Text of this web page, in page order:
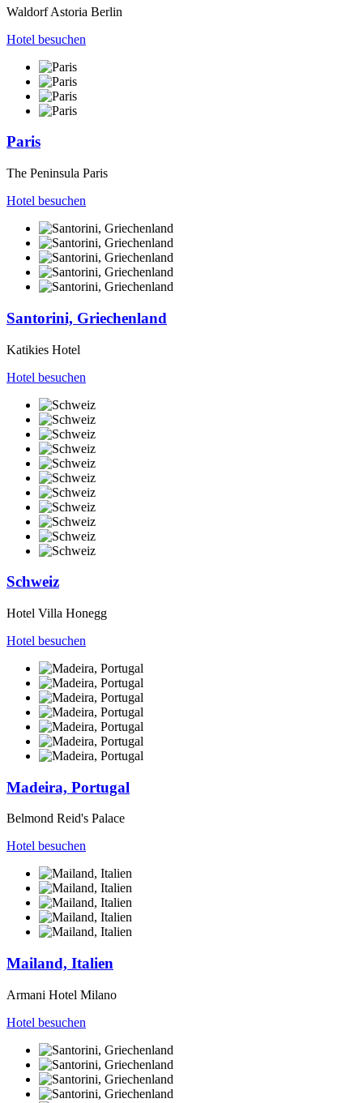
Waldorf Astoria Berlin
Hotel besuchen
Paris
The Peninsula Paris
Hotel besuchen
Santorini, Griechenland
Katikies Hotel
Hotel besuchen
Schweiz
Hotel Villa Honegg
Hotel besuchen
Madeira, Portugal
Belmond Reid's Palace
Hotel besuchen
Mailand, Italien
Armani Hotel Milano
Hotel besuchen